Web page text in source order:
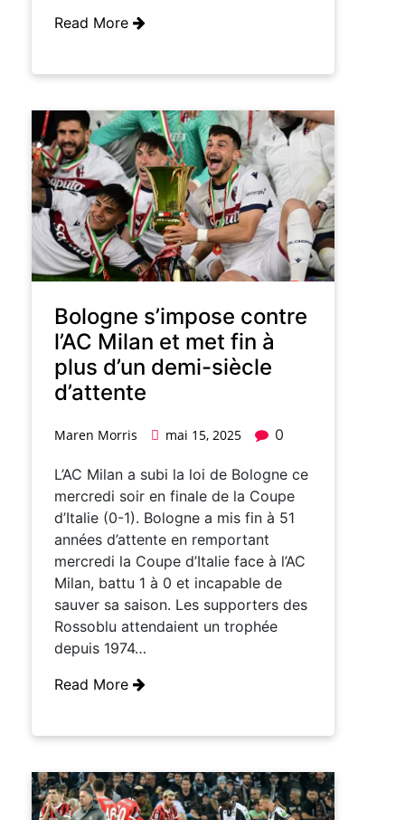
Read More
Bologne s’impose contre
l’AC Milan et met fin à
plus d’un demi-siècle
d’attente
Maren Morris mai 15, 2025 0
L’AC Milan a subi la loi de Bologne ce
mercredi soir en finale de la Coupe
d’Italie (0-1). Bologne a mis fin à 51
années d’attente en remportant
mercredi la Coupe d’Italie face à l’AC
Milan, battu 1 à 0 et incapable de
sauver sa saison. Les supporters des
Rossoblu attendaient un trophée
depuis 1974…
Read More